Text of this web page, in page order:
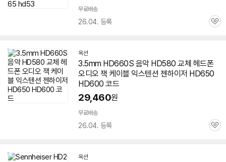
무료배송
26.04. 등록
관
옥션
3.5mm HD660S 음악 HD580 교체 헤드폰
오디오 잭 케이블 익스텐션 젠하이저 HD650
HD600 코드
29,460원
무료배송
26.04. 등록
관
옥션